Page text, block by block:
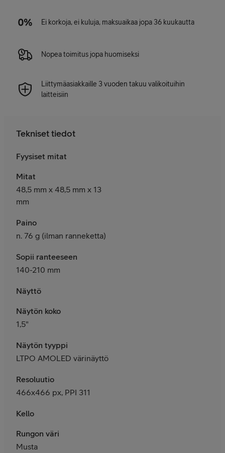
Ei korkoja, ei kuluja, maksuaikaa jopa 36 kuukautta
Nopea toimitus jopa huomiseksi
Liittymäasiakkaille 3 vuoden takuu valikoituihin
laitteisiin
Tekniset tiedot
Fyysiset mitat
Mitat
48,5 mm x 48,5 mm x 13
mm
Paino
n. 76 g (ilman ranneketta)
Sopii ranteeseen
140-210 mm
Näyttö
Näytön koko
1,5"
Näytön tyyppi
LTPO AMOLED värinäyttö
Resoluutio
466x466 px, PPI 311
Kello
Rungon väri
Musta